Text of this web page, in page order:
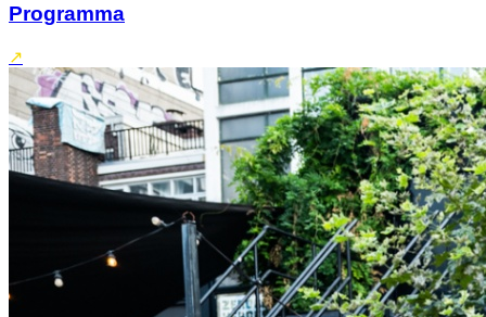
Programma
↗